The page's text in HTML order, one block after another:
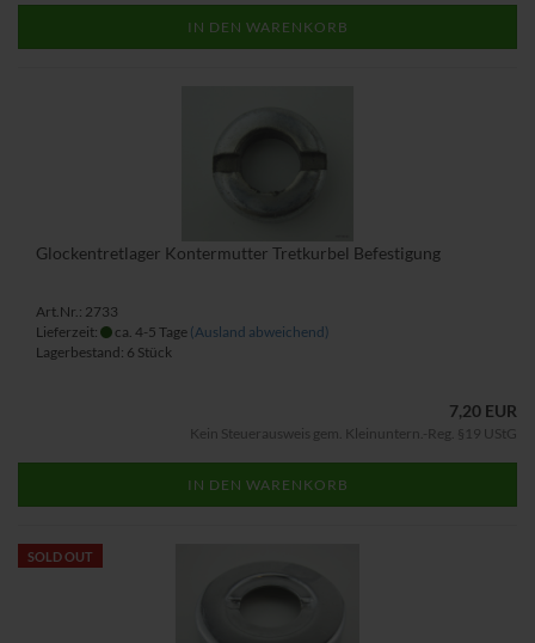
IN DEN WARENKORB
Glockentretlager Kontermutter Tretkurbel Befestigung
Art.Nr.: 2733
Lieferzeit:
ca. 4-5 Tage (Ausland abweichend)
Lagerbestand: 6 Stück
7,20 EUR
Kein Steuerausweis gem. Kleinuntern.-Reg. §19 UStG
IN DEN WARENKORB
SOLD OUT